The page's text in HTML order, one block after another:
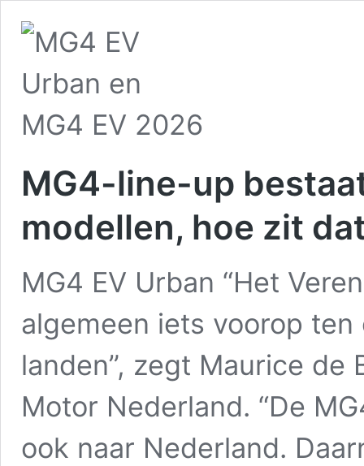
MG4-line-up
modellen, hoe zit
MG4 EV Urban “Het
algemeen iets voorop
landen”, zegt Maurice de
Motor Nederland. “De
ook naar Nederland.